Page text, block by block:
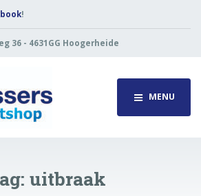
!
36 - 4631GG Hoogerheide
MENU
uitbraak